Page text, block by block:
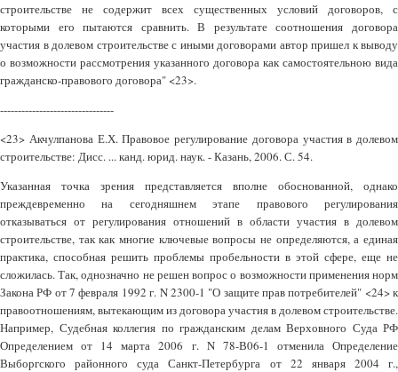
строительстве не содержит всех существенных условий договоров, с
которыми его пытаются сравнить. В результате соотношения договора
участия в долевом строительстве с иными договорами автор пришел к выводу
о возможности рассмотрения указанного договора как самостоятельною вида
гражданско-правового договора" <23>.
--------------------------------
<23> Акчулпанова Е.Х. Правовое регулирование договора участия в долевом
строительстве: Дисс. ... канд. юрид. наук. - Казань, 2006. С. 54.
Указанная точка зрения представляется вполне обоснованной, однако
преждевременно на сегодняшнем этапе правового регулирования
отказываться от регулирования отношений в области участия в долевом
строительстве, так как многие ключевые вопросы не определяются, а единая
практика, способная решить проблемы пробельности в этой сфере, еще не
сложилась. Так, однозначно не решен вопрос о возможности применения норм
Закона РФ от 7 февраля 1992 г. N 2300-1 "О защите прав потребителей" <24> к
правоотношениям, вытекающим из договора участия в долевом строительстве.
Например, Судебная коллегия по гражданским делам Верховного Суда РФ
Определением от 14 марта 2006 г. N 78-В06-1 отменила Определение
Выборгского районного суда Санкт-Петербурга от 22 января 2004 г.,